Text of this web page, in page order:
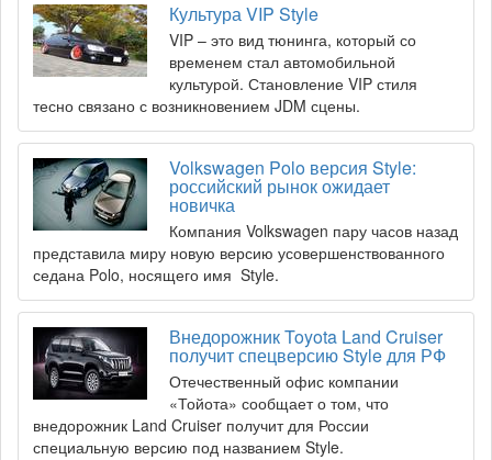
Культура VIP Style
VIP – это вид тюнинга, который со
временем стал автомобильной
культурой. Становление VIP стиля
тесно связано с возникновением JDM сцены.
Volkswagen Polo версия Style:
российский рынок ожидает
новичка
Компания Volkswagen пару часов назад
представила миру новую версию усовершенствованного
седана Polo, носящего имя Style.
Внедорожник Toyota Land Cruiser
получит спецверсию Style для РФ
Отечественный офис компании
«Тойота» сообщает о том, что
внедорожник Land Cruiser получит для России
специальную версию под названием Style.